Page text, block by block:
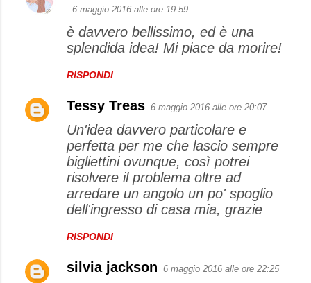
6 maggio 2016 alle ore 19:59
è davvero bellissimo, ed è una
splendida idea! Mi piace da morire!
RISPONDI
Tessy Treas 6 maggio 2016 alle ore 20:07
Un'idea davvero particolare e
perfetta per me che lascio sempre
bigliettini ovunque, così potrei
risolvere il problema oltre ad
arredare un angolo un po' spoglio
dell'ingresso di casa mia, grazie
RISPONDI
silvia jackson 6 maggio 2016 alle ore 22:25